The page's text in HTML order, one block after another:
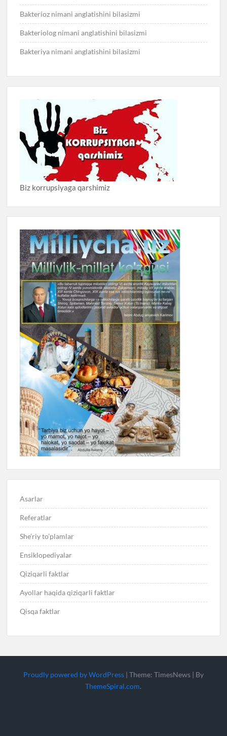
Bakterioz nimani anglatishini bilasizmi
Bakteriolog nimani anglatishini bilasizmi
Bakteriya nimani anglatishini bilasizmi
Biz korrupsiyaga qarshimiz
Asarlar
Referatlar
She’riy to’plamlar
Ensiklopediyalar
Qiziqarli faktlar
Ayollar haqida qiziqarli faktlar
Qisqa faktlar
Proudly powered by WordPress | Theme: TimesNews | By
ThemeSpiral.com.